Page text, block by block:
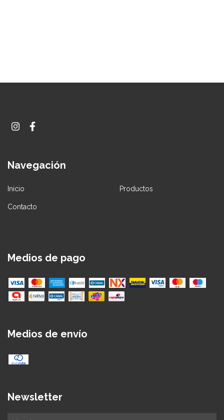
Navegación
Inicio Productos
Contacto
Medios de pago
Medios de envío
Newsletter